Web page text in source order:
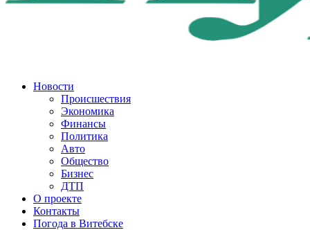
Новости
Происшествия
Экономика
Финансы
Политика
Авто
Общество
Бизнес
ДТП
О проекте
Контакты
Погода в Витебске